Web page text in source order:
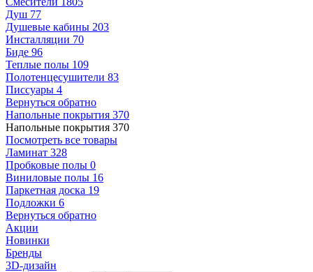
Душ 77
Душевые кабины 203
Инсталляции 70
Биде 96
Теплые полы 109
Полотенцесушители 83
Писсуары 4
Вернуться обратно
Напольные покрытия 370
Напольные покрытия 370
Посмотреть все товары
Ламинат 328
Пробковые полы 0
Виниловые полы 16
Паркетная доска 19
Подложки 6
Вернуться обратно
Акции
Новинки
Бренды
3D-дизайн